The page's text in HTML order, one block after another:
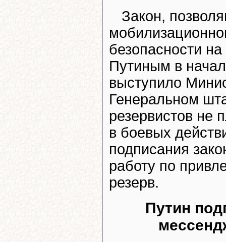
Закон,
безопасности
Путиным в
выступило
Генеральном
резервистов не
в боевых
подписания
работу по
резерв.
Путин